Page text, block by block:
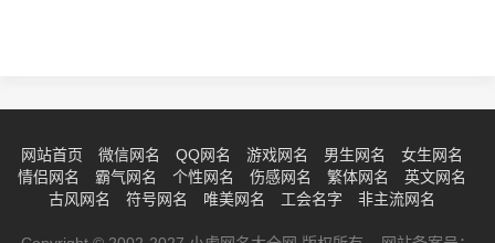
网站首页 微信网名 QQ网名 游戏网名 男生网名
女生网名
情侣网名
霸气网名 个性网名 伤感网名 繁体网名
英文网名
古风网名
符号网名 唯美网名 工会名字 非主流网名